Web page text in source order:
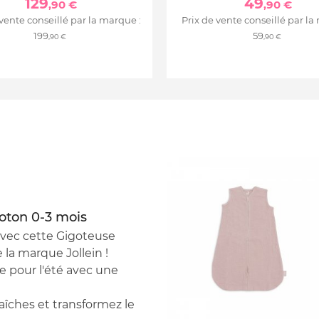
,90 €
conseillé par la marque :
199,90 €
,90 €
Prix de vente conseillé par la
59,90 €
0-3 mois
cette Gigoteuse
la marque Jollein !
pour l'été avec une
et transformez le